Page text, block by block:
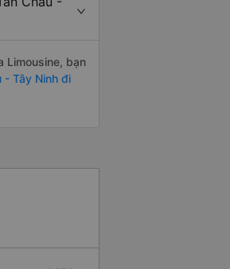
Limousine, bạn
- Tây Ninh đi